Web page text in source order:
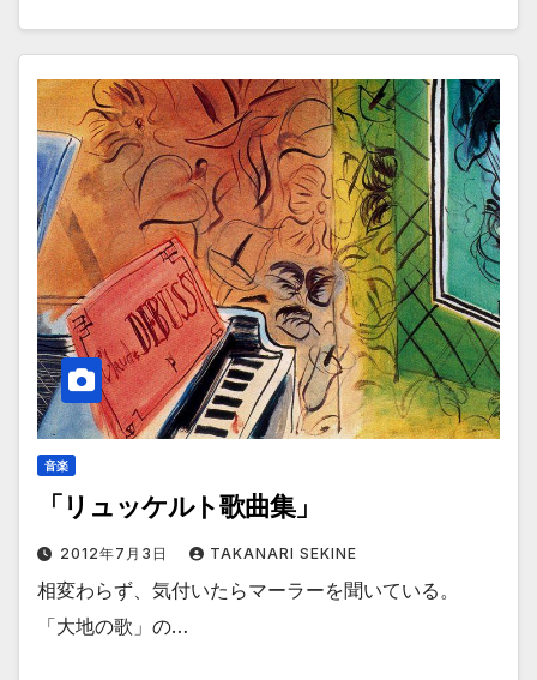
音楽
「リュッケルト歌曲集」
2012年7月3日 TAKANARI SEKINE
相変わらず、気付いたらマーラーを聞いている。
「大地の歌」の…